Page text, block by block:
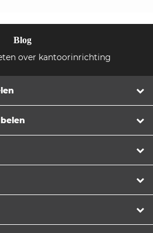
Blog
over kantoorinrichting